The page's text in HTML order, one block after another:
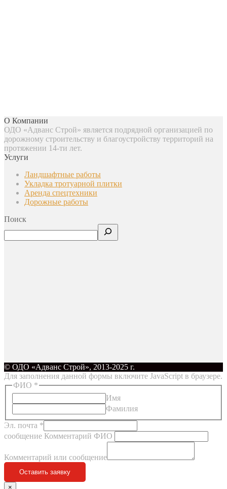
О Компании
ОДО «Адванс Строй» является подрядной организацией по
дорожному строительству и благоустройству территорий на
протяжении 14-ти лет.
Услуги
Ландшафтные работы
Укладка тротуарной плитки
Аренда спецтехники
Дорожные работы
Поиск
© ОДО «Адванс Строй», 2013-2025 г.
Для заполнения данной формы включите JavaScript в браузере.
ФИО *
Имя
Фамилия
Эл. почта *
сообщение Комментарий ФИО
Комментарий или сообщение
Оставить заявку
×